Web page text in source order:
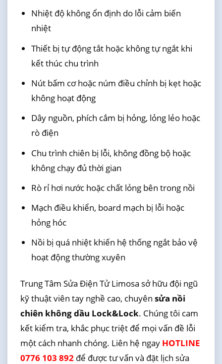
Nhiệt độ không ổn định do lỗi cảm biến
nhiệt
Thiết bị tự động tắt hoặc không tự ngắt khi
kết thúc chu trình
Nút bấm cơ hoặc núm điều chỉnh bị kẹt hoặc
không hoạt động
Dây nguồn, phích cắm bị hỏng, lỏng lẻo hoặc
rò điện
Chu trình chiên bị lỗi, không đồng bộ hoặc
không chạy đủ thời gian
Rò rỉ hơi nước hoặc chất lỏng bên trong nồi
Mạch điều khiển, board mạch bị lỗi hoặc
hỏng hóc
Nồi bị quá nhiệt khiến hệ thống ngắt bảo vệ
hoạt động thường xuyên
Trung Tâm Sửa Điện Tử Limosa sở hữu đội ngũ
kỹ thuật viên tay nghề cao, chuyên sửa nồi
chiên không dầu Lock&Lock. Chúng tôi cam
kết kiểm tra, khắc phục triệt để mọi vấn đề lỗi
một cách nhanh chóng. Liên hệ ngay HOTLINE
0776 103 892để được tư vấn và đặt lịch sửa